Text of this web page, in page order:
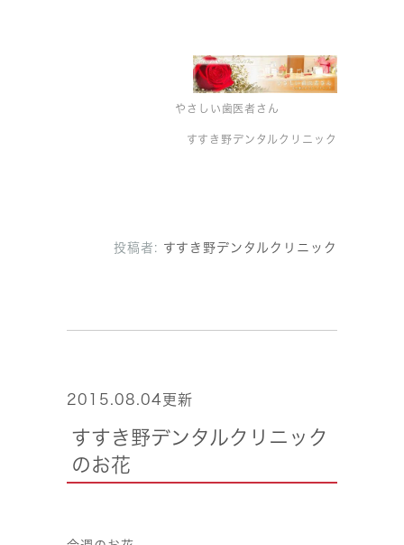
やさしい歯医者さん
すすき野デンタルクリニック
投稿者: すすき野デンタルクリニック
2015.08.04更新
すすき野デンタルクリニック
のお花